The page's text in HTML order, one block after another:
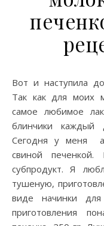
Вот и наступила долгожданная масленичная неделя.
Так как для моих
самое любимое
блинчики
Сегодня у меня
свиной
субпродукт. Я
тушеную,
виде начинки
приготовления